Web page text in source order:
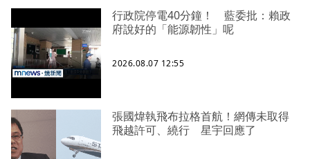
行政院停電40分鐘！ 藍委批：賴政
府說好的「能源韌性」呢
2026.08.07 12:55
張國煒執飛布拉格首航！網傳未取得
飛越許可、繞行 星宇回應了